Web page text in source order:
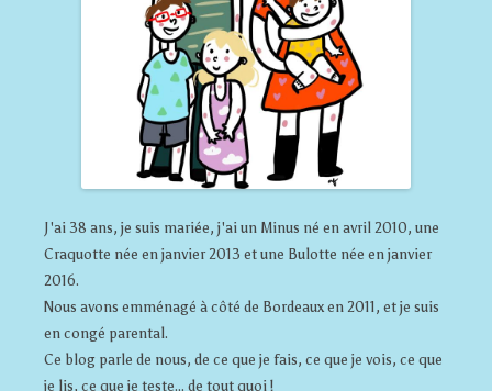
J'ai 38 ans, je suis mariée, j'ai un Minus né en avril 2010, une
Craquotte née en janvier 2013 et une Bulotte née en janvier
2016.
Nous avons emménagé à côté de Bordeaux en 2011, et je suis
en congé parental.
Ce blog parle de nous, de ce que je fais, ce que je vois, ce que
je lis, ce que je teste... de tout quoi !